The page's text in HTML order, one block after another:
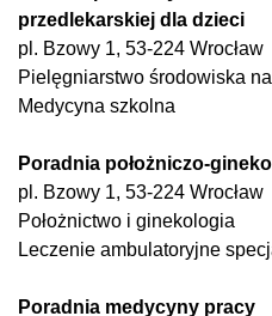
przedlekarskiej dla dzieci
pl. Bzowy 1, 53-224 Wrocław
Pielęgniarstwo środowiska
Medycyna szkolna
Poradnia położniczo-
pl. Bzowy 1, 53-224 Wrocław
Położnictwo i ginekologia
Leczenie ambulatoryjne
Poradnia medycyny pracy